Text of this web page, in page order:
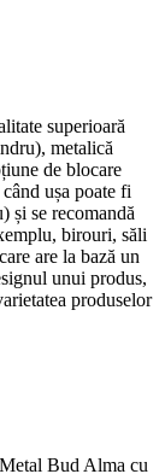
superioară
metalică
de blocare
ușa poate fi
și se recomandă
birouri, săli
are la bază un
unui produs,
produselor
Bud Alma cu